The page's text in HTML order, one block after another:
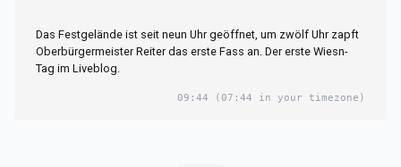
Das Festgelände ist seit neun Uhr geöffnet, um zwölf Uhr zapft
Oberbürgermeister Reiter das erste Fass an. Der erste Wiesn-
Tag im Liveblog.
09:44 (07:44 in your timezone)